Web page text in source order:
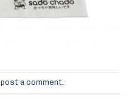
post a comment.